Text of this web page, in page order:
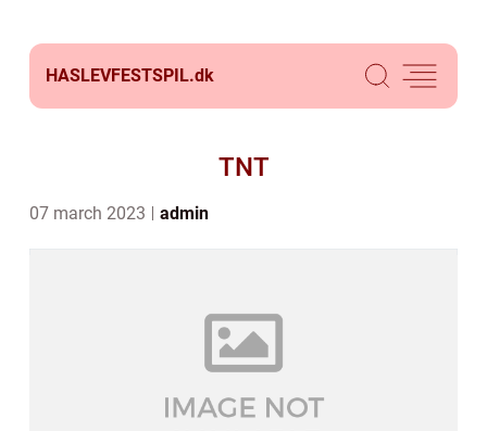
HASLEVFESTSPIL.dk
TNT
07 march 2023 admin